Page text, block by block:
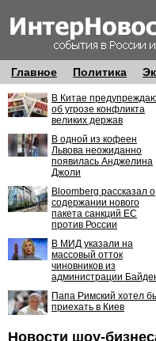
Главное Политика
В Китае
об угрозе конфликта
великих держав
В одной из кофеен
Львова неожиданно
появилась Анджелина
Джоли
Bloomberg рассказал о
содержании нового
пакета санкций ЕС
против России
В МИД указали на
массовый отток
чиновников из
администрации
Папа Римский хотел
приехать в Киев
Новости шоу-